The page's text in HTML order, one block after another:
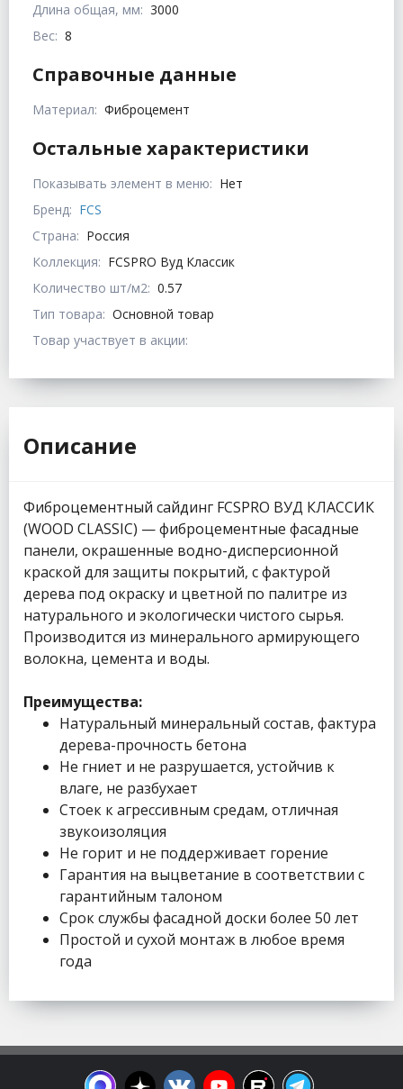
Длина общая, мм: 3000
Вес: 8
Справочные данные
Материал: Фиброцемент
Остальные характеристики
Показывать элемент в меню: Нет
Бренд: FCS
Страна: Россия
Коллекция: FCSPRO Вуд Классик
Количество шт/м2: 0.57
Тип товара: Основной товар
Товар участвует в акции:
Описание
Фиброцементный сайдинг FCSPRO ВУД КЛАССИК
(WOOD CLASSIC) — фиброцементные фасадные
панели, окрашенные водно-дисперсионной
краской для защиты покрытий, с фактурой
дерева под окраску и цветной по палитре из
натурального и экологически чистого сырья.
Производится из минерального армирующего
волокна, цемента и воды.
Преимущества:
Натуральный минеральный состав, фактура
дерева-прочность бетона
Не гниет и не разрушается, устойчив к
влаге, не разбухает
Стоек к агрессивным средам, отличная
звукоизоляция
Не горит и не поддерживает горение
Гарантия на выцветание в соответствии с
гарантийным талоном
Срок службы фасадной доски более 50 лет
Простой и сухой монтаж в любое время
года